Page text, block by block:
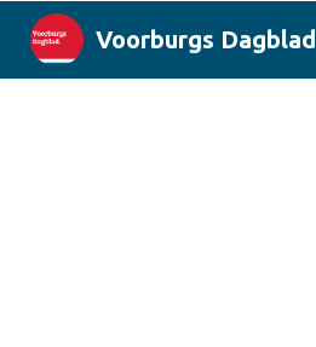
Voorburgs Dagblad